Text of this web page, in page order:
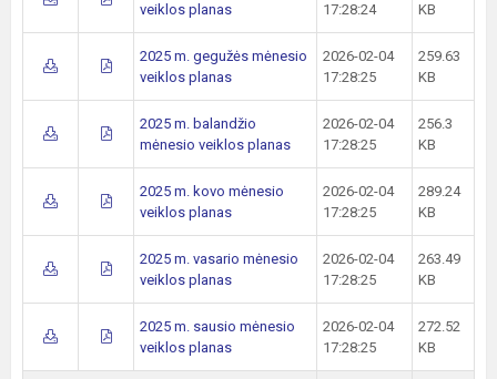
veiklos planas
17:28:24
KB
2025 m. gegužės mėnesio
veiklos planas
2026-02-04
17:28:25
259.63
KB
2025 m. balandžio
mėnesio veiklos planas
2026-02-04
17:28:25
256.3
KB
2025 m. kovo mėnesio
veiklos planas
2026-02-04
17:28:25
289.24
KB
2025 m. vasario mėnesio
veiklos planas
2026-02-04
17:28:25
263.49
KB
2025 m. sausio mėnesio
veiklos planas
2026-02-04
17:28:25
272.52
KB